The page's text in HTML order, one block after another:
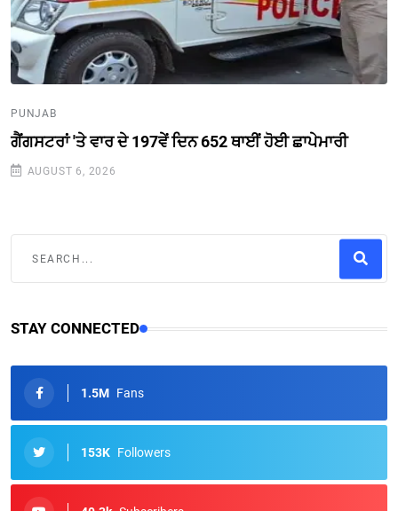
PUNJAB
ਗੈਂਗਸਟਰਾਂ 'ਤੇ ਵਾਰ ਦੇ 197ਵੇਂ ਦਿਨ 652 ਥਾਈਂ ਹੋਈ ਛਾਪੇਮਾਰੀ
AUGUST 6, 2026
STAY CONNECTED
1.5M Fans
153K Followers